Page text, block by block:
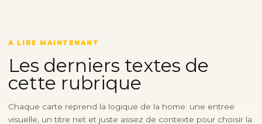
A LIRE MAINTENANT
Les derniers textes de
cette rubrique
Chaque carte reprend la logique de la home: une entree
visuelle, un titre net et juste assez de contexte pour choisir la